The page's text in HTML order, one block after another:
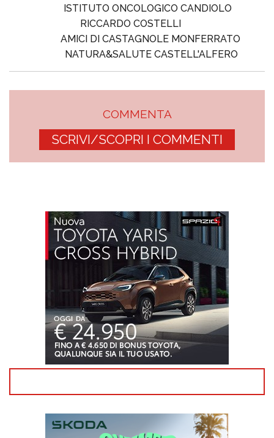
ISTITUTO ONCOLOGICO CANDIOLO
RICCARDO COSTELLI
AMICI DI CASTAGNOLE MONFERRATO
NATURA&SALUTE CASTELL'ALFERO
COMMENTA
SCRIVI/SCOPRI I COMMENTI